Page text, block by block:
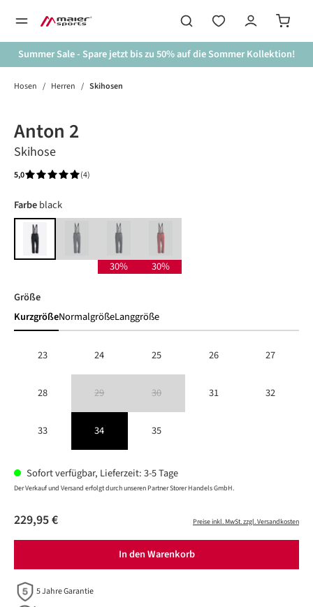
springen
Summer Sale - Spare jetzt bis zu 50% auf die Sommer Kollektion!
Hosen / Herren / Skihosen
Anton 2
Skihose
5,0 (4)
Farbeauswählen
black
black graphite
(Diese Option ist zurzeit nicht verfügbar.)
night sky
(Diese Option ist zurzeit nicht verfügbar.)
30%
salsa
(Diese Option ist zurzeit nicht verfügbar.)
30%
Größeauswählen
KurzgrößeNormalgrößeLanggröße
23 24 25 26 27
28 29 30 31 32
33 34 35
Sofort verfügbar, Lieferzeit: 3-5 Tage
Der Verkauf und Versand erfolgt durch unseren Partner Storer Handels GmbH.
229,95 € Preise inkl. MwSt. zzgl. Versandkosten
In den Warenkorb
5 Jahre Garantie